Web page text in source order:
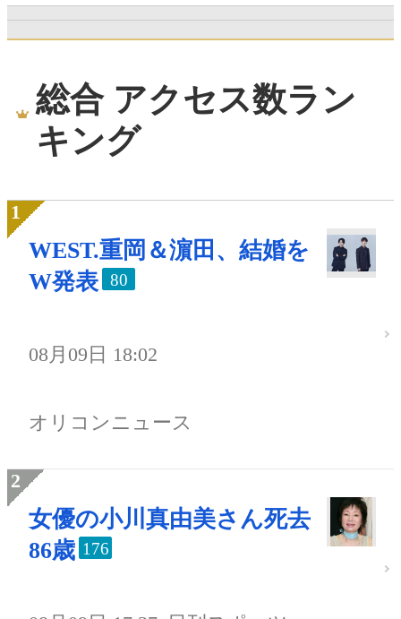
総合 アクセス数ラン
キング
WEST.重岡＆濵田、結婚を
W発表
80
08月09日 18:02
オリコンニュース
女優の小川真由美さん死去
86歳 176